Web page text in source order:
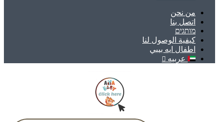
ﻣﻦ ﻧﺤﻦ
اتصل بنا
מותגים
كيفية الوصول لنا
اطفال ايه بيبي
عربيه